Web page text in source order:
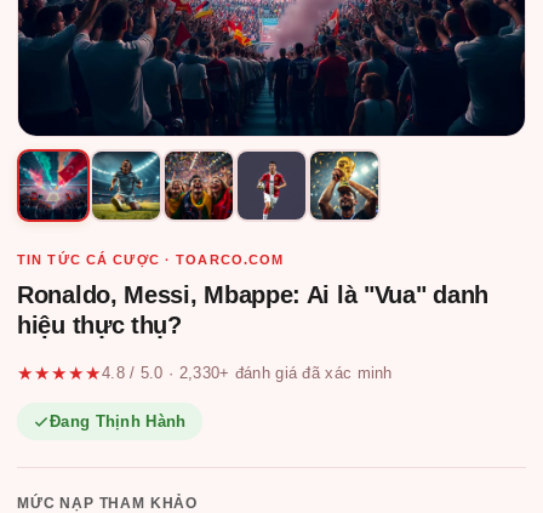
TIN TỨC CÁ CƯỢC · TOARCO.COM
Ronaldo, Messi, Mbappe: Ai là "Vua" danh
hiệu thực thụ?
★★★★★4.8 / 5.0 · 2,330+ đánh giá đã xác minh
Đang Thịnh Hành
MỨC NẠP THAM KHẢO